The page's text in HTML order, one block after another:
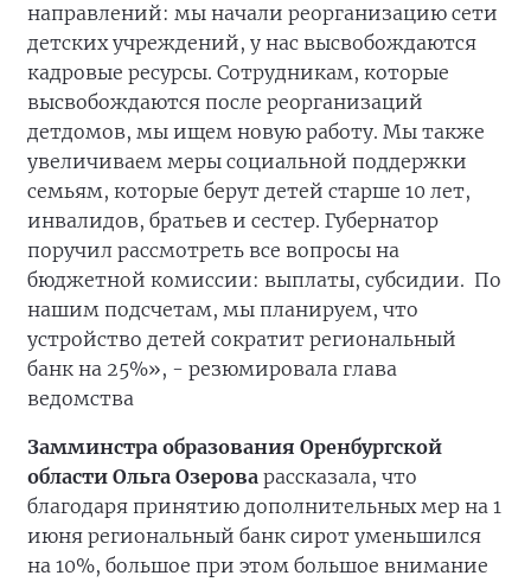
направлений: мы начали реорганизацию сети
детских учреждений, у нас высвобождаются
кадровые ресурсы. Сотрудникам, которые
высвобождаются после реорганизаций
детдомов, мы ищем новую работу. Мы также
увеличиваем меры социальной поддержки
семьям, которые берут детей старше 10 лет,
инвалидов, братьев и сестер. Губернатор
поручил рассмотреть все вопросы на
бюджетной комиссии: выплаты, субсидии. По
нашим подсчетам, мы планируем, что
устройство детей сократит региональный
банк на 25%», - резюмировала глава
ведомства
Замминстра образования Оренбургской
области Ольга Озерова рассказала, что
благодаря принятию дополнительных мер на 1
июня региональный банк сирот уменьшился
на 10%, большое при этом большое внимание